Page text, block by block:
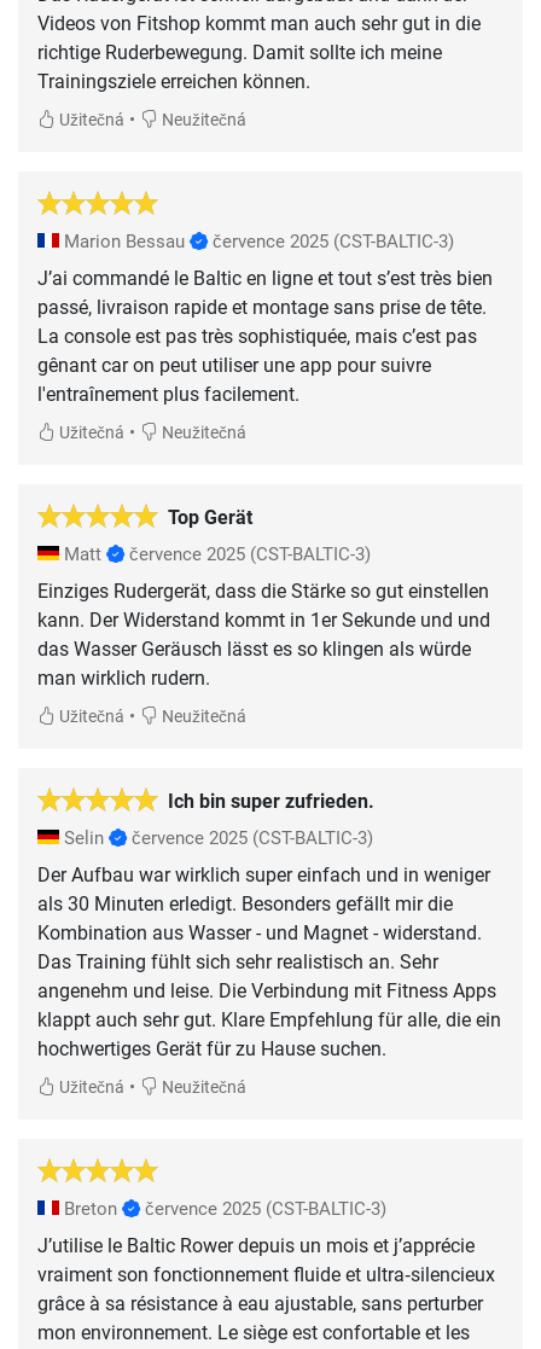
Videos von Fitshop kommt man auch sehr gut in die
richtige Ruderbewegung. Damit sollte ich meine
Užitečná • Neužitečná
Marion Bessau července 2025 (CST-BALTIC-3)
J’ai commandé le Baltic en ligne et tout s’est très bien
passé, livraison rapide et montage sans prise de tête.
La console est pas très sophistiquée, mais c’est pas
gênant car on peut utiliser une app pour suivre
l'entraînement plus facilement.
Užitečná • Neužitečná
Top Gerät
Matt července 2025 (CST-BALTIC-3)
Einziges Rudergerät, dass die Stärke so gut einstellen
kann. Der Widerstand kommt in 1er Sekunde und und
das Wasser Geräusch lässt es so klingen als würde
man wirklich rudern.
Užitečná • Neužitečná
Ich bin super zufrieden.
Selin července 2025 (CST-BALTIC-3)
Der Aufbau war wirklich super einfach und in weniger
als 30 Minuten erledigt. Besonders gefällt mir die
Kombination aus Wasser - und Magnet - widerstand.
Das Training fühlt sich sehr realistisch an. Sehr
angenehm und leise. Die Verbindung mit Fitness Apps
klappt auch sehr gut. Klare Empfehlung für alle, die ein
hochwertiges Gerät für zu Hause suchen.
Užitečná • Neužitečná
Breton července 2025 (CST-BALTIC-3)
J’utilise le Baltic Rower depuis un mois et j’apprécie
vraiment son fonctionnement fluide et ultra‑silencieux
grâce à sa résistance à eau ajustable, sans perturber
mon environnement. Le siège est confortable et les